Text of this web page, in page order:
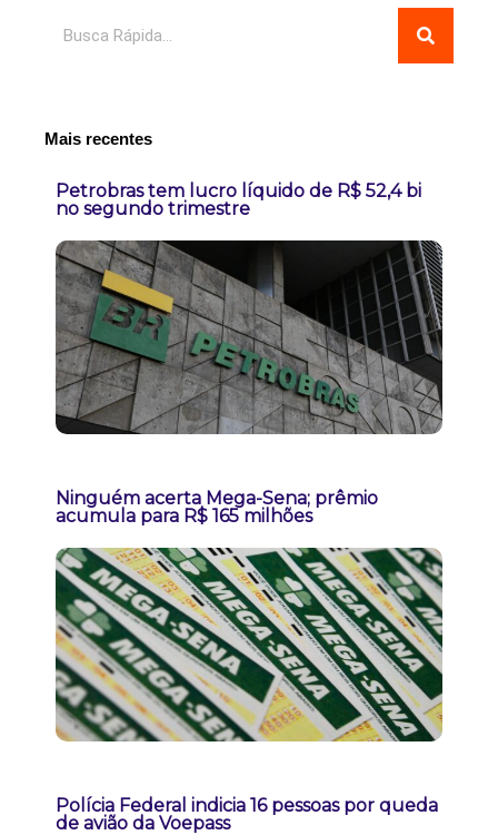
Mais recentes
Petrobras tem lucro líquido de R$ 52,4 bi
no segundo trimestre
Ninguém acerta Mega-Sena; prêmio
acumula para R$ 165 milhões
Polícia Federal indicia 16 pessoas por queda
de avião da Voepass